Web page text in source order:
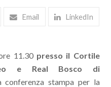
Email LinkedIn
11.30 presso il Cortile
e Real Bosco di
stampa per la